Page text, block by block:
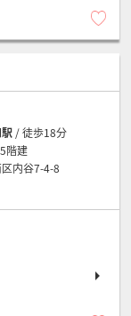
/ 徒歩18分
階建
内谷7-4-8